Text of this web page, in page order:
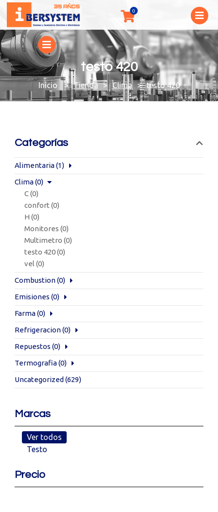
testo 420
You are here: Tienda Clima testo 420
Categorías
Alimentaria(1)
Clima(0)
C(0)
confort (0)
H (0)
Monitores (0)
Multimetro (0)
testo 420(0)
vel (0)
Combustion(0)
Emisiones (0)
Farma(0)
Refrigeracion(0)
Repuestos (0)
Termografia(0)
Uncategorized (629)
Marcas
Ver todos
Testo
Precio